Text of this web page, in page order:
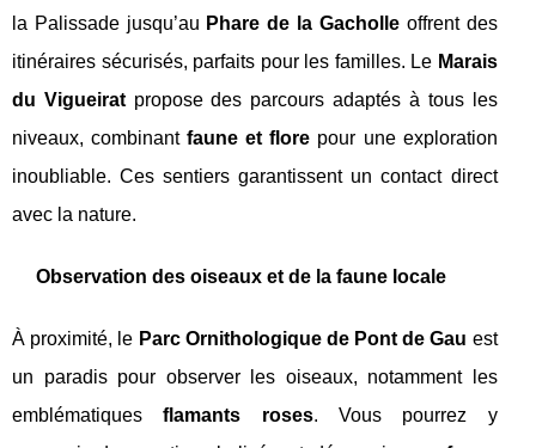
la Palissade jusqu’au Phare de la Gacholleoffrent des
itinéraires sécurisés, parfaits pour les familles. Le Marais
du Vigueiratpropose des parcours adaptés à tous les
niveaux, combinantfaune et flore pour une exploration
inoubliable. Ces sentiers garantissent un contact direct
avec la nature.
Observation des oiseaux et de la faune locale
À proximité, le Parc Ornithologique de Pont de Gau est
un paradis pour observer les oiseaux, notamment les
emblématiquesflamants roses. Vous pourrez y